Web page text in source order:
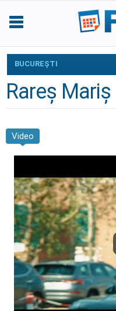
BUCUREŞTI
Rareș Mariș
Video